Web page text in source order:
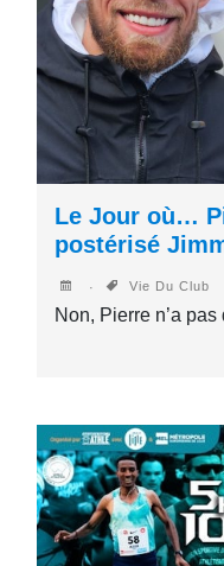
Le Jour où…
postérisé
Vie Du Club
Non, Pierre n’a